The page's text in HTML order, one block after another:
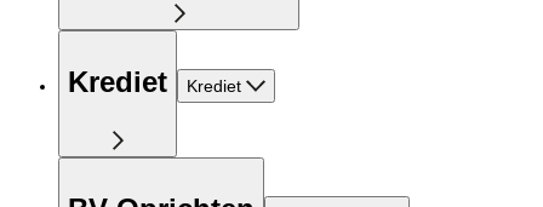
Krediet Krediet